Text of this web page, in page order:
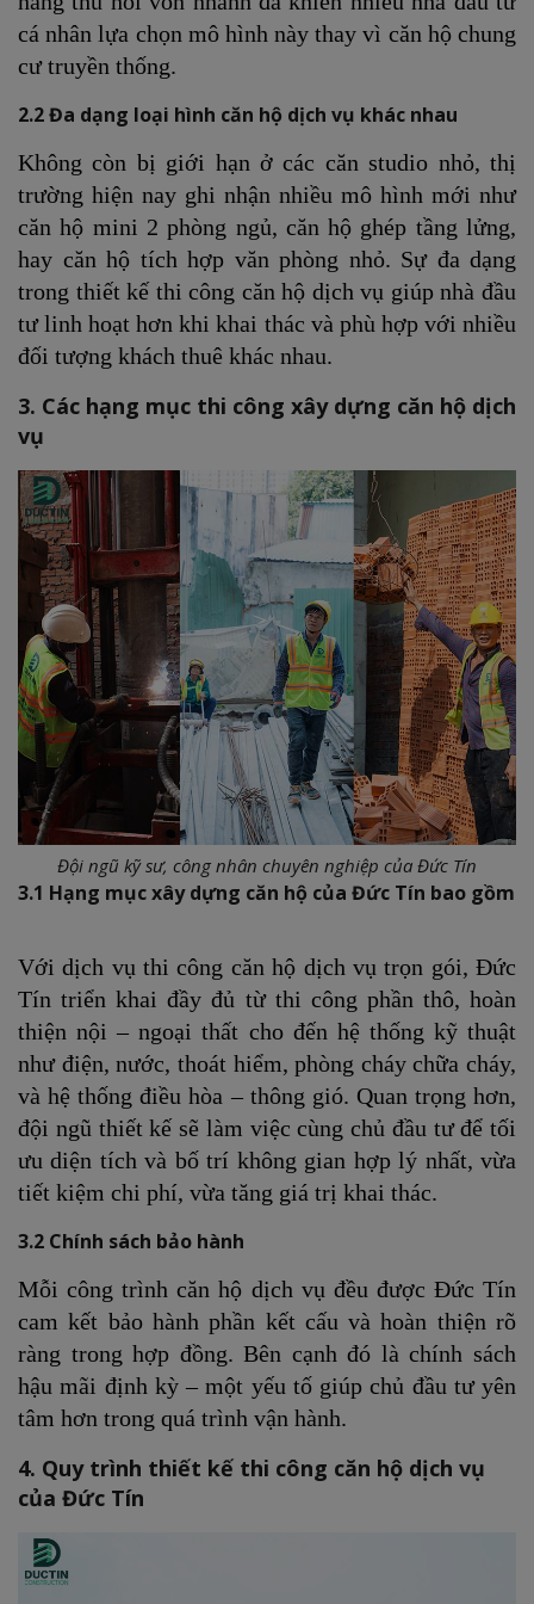
cá nhân lựa chọn mô hình này thay vì căn hộ chung
cư truyền thống.
2.2 Đa dạng loại hình căn hộ dịch vụ khác nhau
Không còn bị giới hạn ở các căn studio nhỏ, thị
trường hiện nay ghi nhận nhiều mô hình mới như
căn hộ mini 2 phòng ngủ, căn hộ ghép tầng lửng,
hay căn hộ tích hợp văn phòng nhỏ. Sự đa dạng
trong thiết kế thi công căn hộ dịch vụ giúp nhà đầu
tư linh hoạt hơn khi khai thác và phù hợp với nhiều
đối tượng khách thuê khác nhau.
3. Các hạng mục thi công xây dựng căn hộ dịch
vụ
Đội ngũ kỹ sư, công nhân chuyên nghiệp của Đức Tín
3.1 Hạng mục xây dựng căn hộ của Đức Tín bao gồm
Với dịch vụ thi công căn hộ dịch vụ trọn gói, Đức
Tín triển khai đầy đủ từ thi công phần thô, hoàn
thiện nội – ngoại thất cho đến hệ thống kỹ thuật
như điện, nước, thoát hiểm, phòng cháy chữa cháy,
và hệ thống điều hòa – thông gió. Quan trọng hơn,
đội ngũ thiết kế sẽ làm việc cùng chủ đầu tư để tối
ưu diện tích và bố trí không gian hợp lý nhất, vừa
tiết kiệm chi phí, vừa tăng giá trị khai thác.
3.2 Chính sách bảo hành
Mỗi công trình căn hộ dịch vụ đều được Đức Tín
cam kết bảo hành phần kết cấu và hoàn thiện rõ
ràng trong hợp đồng. Bên cạnh đó là chính sách
hậu mãi định kỳ – một yếu tố giúp chủ đầu tư yên
tâm hơn trong quá trình vận hành.
4. Quy trình thiết kế thi công căn hộ dịch vụ
của Đức Tín